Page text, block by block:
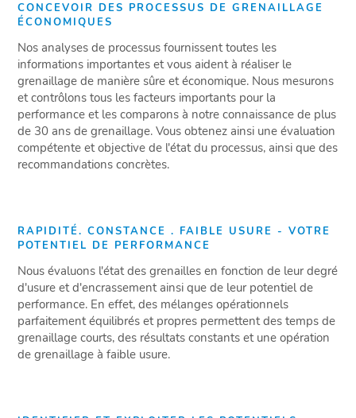
CONCEVOIR DES PROCESSUS DE GRENAILLAGE
ÉCONOMIQUES
Nos analyses de processus fournissent toutes les
informations importantes et vous aident à réaliser le
grenaillage de manière sûre et économique. Nous mesurons
et contrôlons tous les facteurs importants pour la
performance et les comparons à notre connaissance de plus
de 30 ans de grenaillage. Vous obtenez ainsi une évaluation
compétente et objective de l'état du processus, ainsi que des
recommandations concrètes.
RAPIDITÉ. CONSTANCE . FAIBLE USURE - VOTRE
POTENTIEL DE PERFORMANCE
Nous évaluons l'état des grenailles en fonction de leur degré
d'usure et d'encrassement ainsi que de leur potentiel de
performance. En effet, des mélanges opérationnels
parfaitement équilibrés et propres permettent des temps de
grenaillage courts, des résultats constants et une opération
de grenaillage à faible usure.